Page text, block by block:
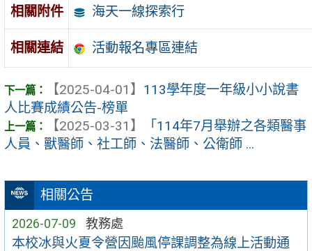
相關公告
2026-07-09 教務處
本校冰與火夏令營因颱風停課調整為線上活動通
相關附件 海天一線探索行
相關連結 活動報名專區連結
【2025-04-01】 113學年度一年級小小說書
人比賽成績公告-榜單
【2025-03-31】
「114年7月舉辦之各類醫事
人員、獸醫師、社工師、法醫師、公衛師 ...